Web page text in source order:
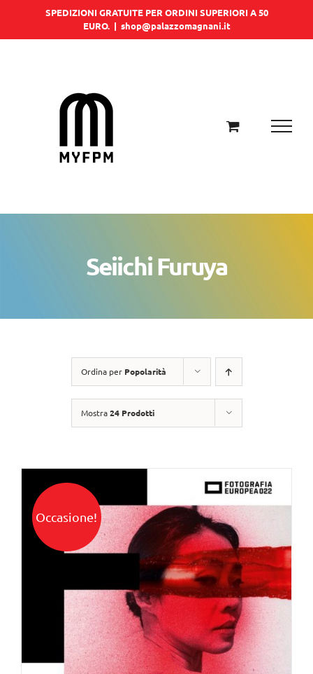
SPEDIZIONI GRATUITE PER ORDINI SUPERIORI A 50
EURO. | shop@palazzomagnani.it
Seiichi Furuya
Ordina per Popolarità
Mostra24 Prodotti
Occasione!